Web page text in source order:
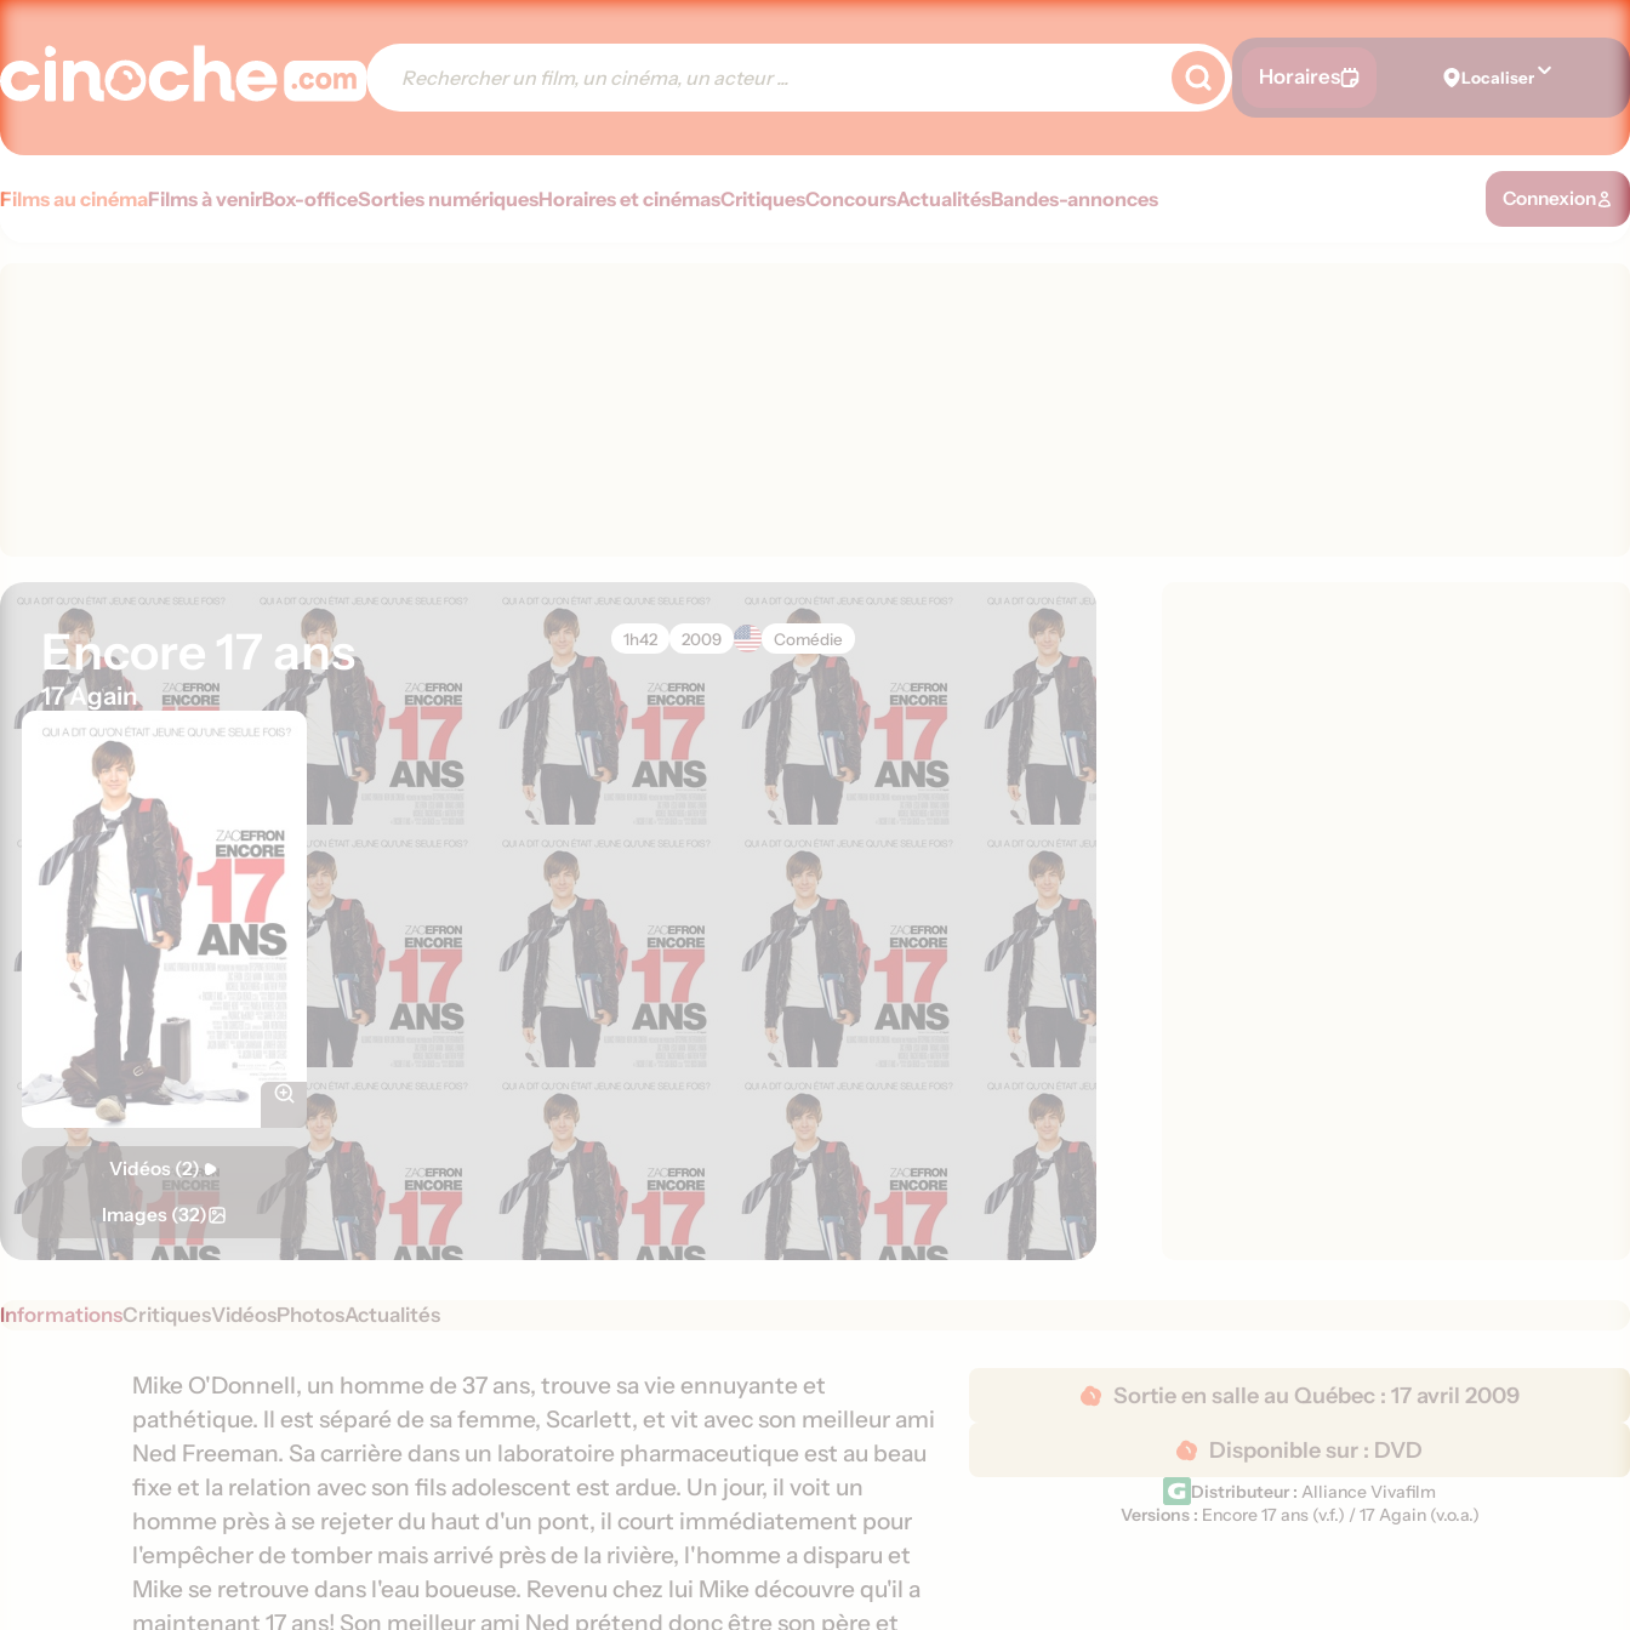
Horaires Localiser
Films au cinémaFilms à venirBox-officeSorties numériquesHoraires et cinémasCritiquesConcoursActualitésBandes-annonces Connexion
Encore 17 ans
17 Again
1h42 2009 Comédie
Vidéos (2)
Images (32)
InformationsCritiquesVidéosPhotosActualités
S
y
n
o
p
s
s
Mike O'Donnell, un homme de 37 ans, trouve sa vie ennuyante et
pathétique. Il est séparé de sa femme, Scarlett, et vit avec son meilleur ami
Ned Freeman. Sa carrière dans un laboratoire pharmaceutique est au beau
fixe et la relation avec son fils adolescent est ardue. Un jour, il voit un
homme près à se rejeter du haut d'un pont, il court immédiatement pour
l'empêcher de tomber mais arrivé près de la rivière, l'homme a disparu et
Mike se retrouve dans l'eau boueuse. Revenu chez lui Mike découvre qu'il a
maintenant 17 ans! Son meilleur ami Ned prétend donc être son père et
Sortie en salle au Québec : 17 avril 2009
Disponible sur : DVD
Distributeur :Alliance Vivafilm
V
Versions : Encore 17 ans (v.f.) / 17 Again (v.o.a.)